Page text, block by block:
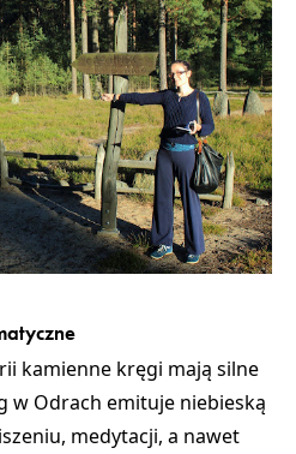
kamienne kręgi mają silne
w Odrach emituje niebieską
medytacji, a nawet